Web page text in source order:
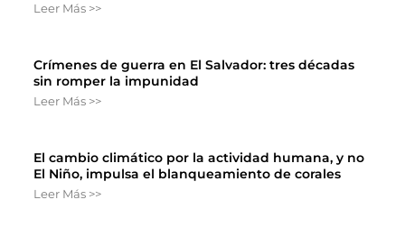
Leer Más >>
Crímenes de guerra en El Salvador: tres décadas
sin romper la impunidad
Leer Más >>
El cambio climático por la actividad humana, y no
El Niño, impulsa el blanqueamiento de corales
Leer Más >>